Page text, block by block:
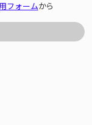
フォームから